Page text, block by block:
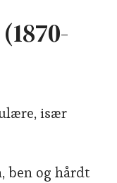
især
ben og hårdt